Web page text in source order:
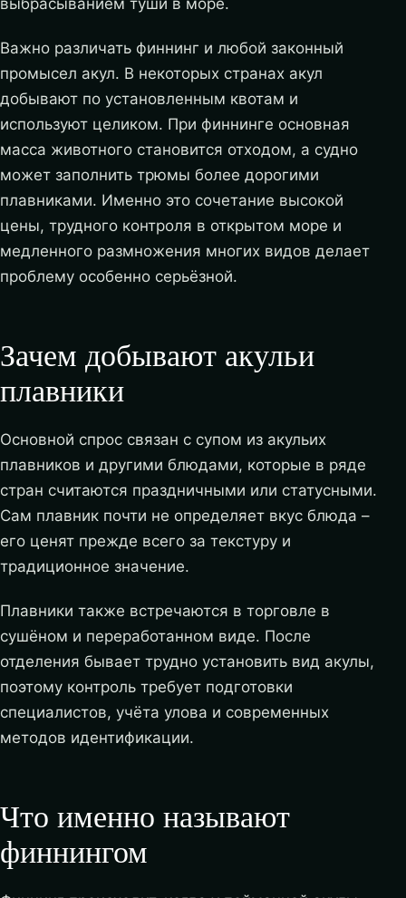
выбрасыванием туши в море.
Важно различать финнинг и любой законный
промысел акул. В некоторых странах акул
добывают по установленным квотам и
используют целиком. При финнинге основная
масса животного становится отходом, а судно
может заполнить трюмы более дорогими
плавниками. Именно это сочетание высокой
цены, трудного контроля в открытом море и
медленного размножения многих видов делает
проблему особенно серьёзной.
Зачем добывают акульи
плавники
Основной спрос связан с супом из акульих
плавников и другими блюдами, которые в ряде
стран считаются праздничными или статусными.
Сам плавник почти не определяет вкус блюда –
его ценят прежде всего за текстуру и
традиционное значение.
Плавники также встречаются в торговле в
сушёном и переработанном виде. После
отделения бывает трудно установить вид акулы,
поэтому контроль требует подготовки
специалистов, учёта улова и современных
методов идентификации.
Что именно называют
финнингом